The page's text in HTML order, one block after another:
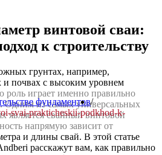
фундаментов/
svai-prakticheskii-podkhod-k-
винтовой сваи:
к строительству
грунтах, например,
почвах с высоким уровнем
роль играет именно правильно
Одним из самых универсальных
является свайный винтовой
напрямую зависит от
и длины свай. В этой статье
расскажут вам, как правильно